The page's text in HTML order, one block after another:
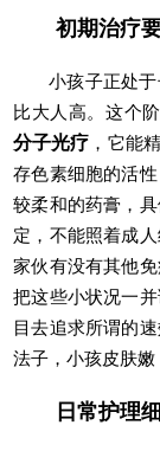
初期治疗
小孩子正处
比大人高。这个
分子光疗 ，它能
存色素细胞的活
较柔和的药膏，
定，不能照着成
家伙有没有其他
把这些小状况一
目去追求所谓的
法子，小孩皮肤嫩
日常护理